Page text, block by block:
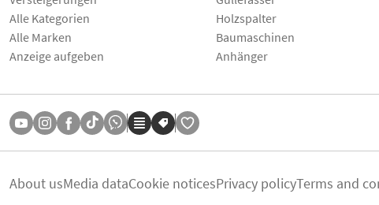
Alle Kategorien
Alle Marken
Anzeige aufgeben
Holzspalter
Baumaschinen
Anhänger
About usMedia dataCookie noticesPrivacy policyTerms and